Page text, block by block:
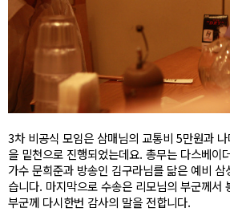
3차 비공식 모임은 삼매님의 교통비 5만원과
을 밑천으로 진행되었는데요. 총무는 다스베이
가수 문희준과 방송인 김구라님를 닮은 예비
습니다. 마지막으로 수송은 리모님의 부군께서
부군께 다시한번 감사의 말을 전합니다.